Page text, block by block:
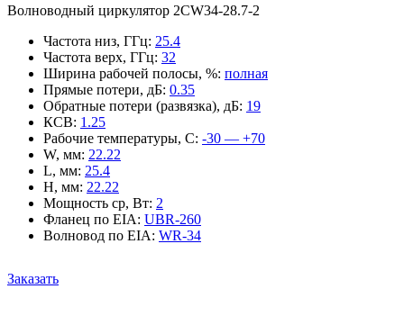
Волноводный циркулятор 2CW34-28.7-2
Частота низ, ГГц: 25.4
Частота верх, ГГц: 32
Ширина рабочей полосы, %: полная
Прямые потери, дБ: 0.35
Обратные потери (развязка), дБ: 19
КСВ: 1.25
Рабочие температуры, С: -30 — +70
W, мм: 22.22
L, мм: 25.4
H, мм: 22.22
Мощность ср, Вт: 2
Фланец по EIA: UBR-260
Волновод по EIA: WR-34
Заказать